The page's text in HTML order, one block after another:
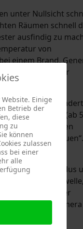
unter Nullsicht
Räumen schnell
ausfindig zu
von
einem Brand.
viel schneller
Hierbei ändert
537 °C) und rot (ab
Anzeige durch den
„schauen“.
gewisse Schwelle,
Sensor vor einer
Wärmebildkamera
Einige
Betrieb der
diese
zu
können
zulassen
bei einer
alle